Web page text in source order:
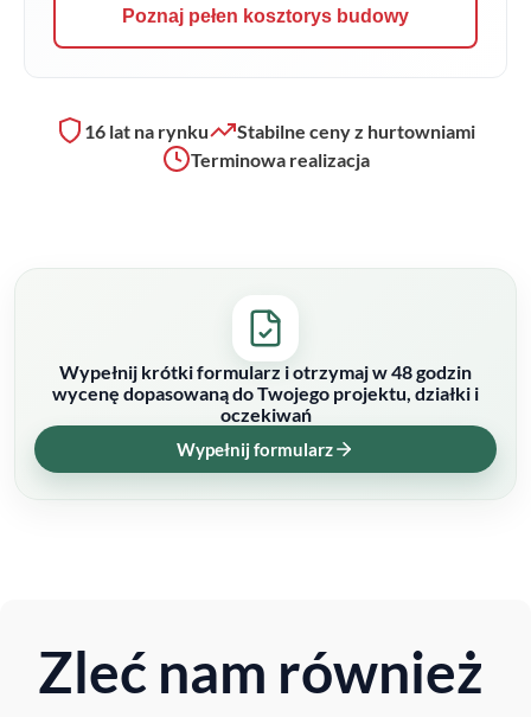
Poznaj pełen kosztorys budowy
16 lat na rynku
Stabilne ceny z hurtowniami
Terminowa realizacja
Wypełnij krótki formularz i otrzymaj w 48 godzin
wycenę dopasowaną do Twojego projektu, działki i
oczekiwań
Wypełnij formularz
Zleć nam również